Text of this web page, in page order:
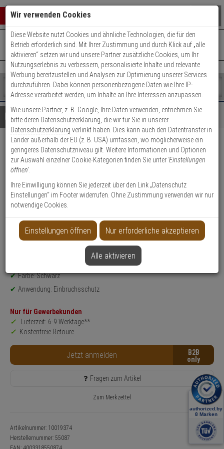
Warenkorb schließen
0 ARTIKEL IM WARENKORB
Ihr Warenkorb ist momentan leer.
Ergebnisse ()
Fertig
Shop
durchsuchen
Bitte
geben
Sie
mindestens
Zeichen
ein,
um
Suche
Es
wurde
noch
Kategorien
Suche
gestartet
+49 (0)821 899 493-0Mo. - Do.: 8:00 - 16:30 | Fr.: 8:00 - 14:00 Uhr
Kontaktservice nutzen
Details Beratung
Abus PSB2700 SW
Sperrbügel-Set f.
PR2800,2700,2600
Produktmerkmale
Datenblatt drucken
Zubehörartikel, Sperrbügel - Modell: PSB 2700
Farbe: Schwarz
Anwendung: Einbruchsschutz
Nur für Gewerbekunden
Lieferzeit: 6-9 Werktage**
Kostenfreie Retoure
Jetzt anmelden B2B
Fragen zum Artikel
Zum Merkzettel
Artikelnummer: 10019374
Herstellernummer: 55087
Wir verwenden Cookies
Diese Website nutzt Cookies und ähnliche Technologien, die für den
Betrieb erforderlich sind. Mit Ihrer Zustimmung und durch Klick auf „alle
aktivieren“ setzen wir und unsere Partner zusätzliche Cookies, um Ihr
Nutzungserlebnis zu verbessern, personalisierte Inhalte und relevante
Werbung bereitzustellen und Analysen zur Optimierung unserer Services
durchzuführen. Dabei können personenbezogene Daten wie Ihre IP-
Adresse verarbeitet werden, um Inhalte an Ihre Interessen anzupassen.
Wie unsere Partner, z. B. Google , Ihre Daten verwenden, entnehmen Sie
bitte deren Datenschutzerklärung, die wir für Sie in unserer
Datenschutzerklärung verlinkt haben. Dies kann auch den Datentransfer in
Länder außerhalb der EU (z. B. USA) umfassen, wo möglicherweise ein
geringeres Datenschutzniveau gilt. Weitere Informationen und Optionen
zur Auswahl einzelner Cookie-Kategorien finden Sie unter 'Einstellungen
öffnen'.
Ihre Einwilligung können Sie jederzeit über den Link „Datenschutz
Einstellungen“ im Footer widerrufen. Ohne Zustimmung verwenden wir nur
notwendige Cookies.
Einstellungen öffnen Nur erforderliche akzeptieren
Alle aktivieren